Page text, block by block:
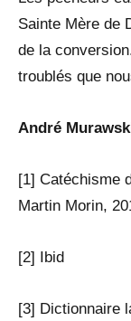
Sainte Mère de
de la
troublés que
André
[1] Catéchisme
Martin Morin,
[2] Ibid
[3] Dictionnaire